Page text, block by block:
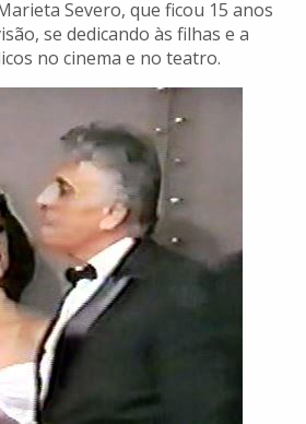
Severo, que ficou 15 anos
se dedicando às filhas e a
no cinema e no teatro.